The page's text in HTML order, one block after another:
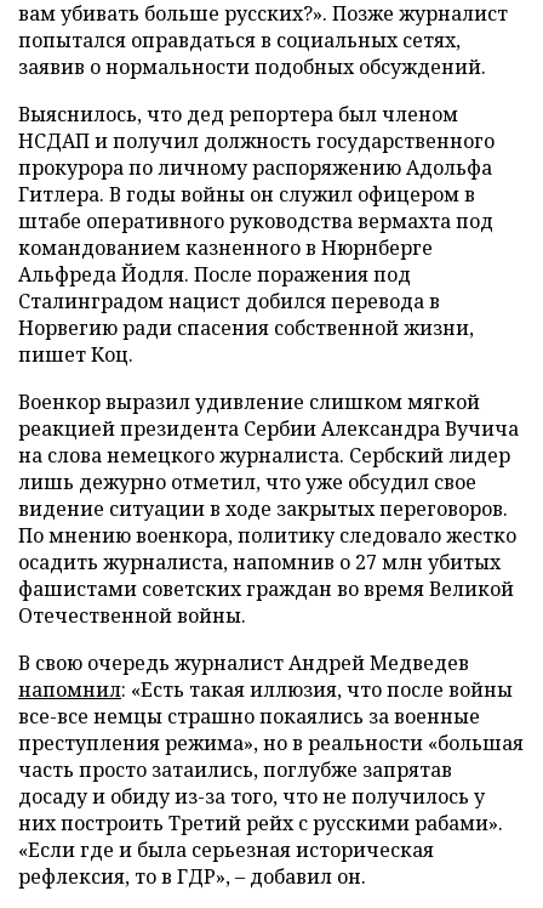
вам убивать больше русских?». Позже журналист
попытался оправдаться в социальных сетях,
заявив о нормальности подобных обсуждений.
Выяснилось, что дед репортера был членом
НСДАП и получил должность государственного
прокурора по личному распоряжению Адольфа
Гитлера. В годы войны он служил офицером в
штабе оперативного руководства вермахта под
командованием казненного в Нюрнберге
Альфреда Йодля. После поражения под
Сталинградом нацист добился перевода в
Норвегию ради спасения собственной жизни,
пишет Коц.
Военкор выразил удивление слишком мягкой
реакцией президента Сербии Александра Вучича
на слова немецкого журналиста. Сербский лидер
лишь дежурно отметил, что уже обсудил свое
видение ситуации в ходе закрытых переговоров.
По мнению военкора, политику следовало жестко
осадить журналиста, напомнив о 27 млн убитых
фашистами советских граждан во время Великой
Отечественной войны.
В свою очередь журналист Андрей Медведев
напомнил: «Есть такая иллюзия, что после войны
все-все немцы страшно покаялись за военные
преступления режима», но в реальности «большая
часть просто затаились, поглубже запрятав
досаду и обиду из-за того, что не получилось у
них построить Третий рейх с русскими рабами».
«Если где и была серьезная историческая
рефлексия, то в ГДР», – добавил он.